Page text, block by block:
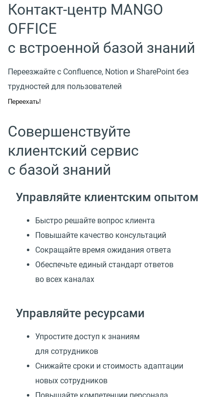
Контакт-центр MANGO
OFFICE
с встроенной базой знаний
Переезжайте с Confluence, Notion и SharePoint без
трудностей для пользователей
Переехать!
Совершенствуйте
клиентский сервис
с базой знаний
Управляйте клиентским опытом
Быстро решайте вопрос клиента
Повышайте качество консультаций
Сокращайте время ожидания ответа
Обеспечьте единый стандарт ответов
во всех каналах
Управляйте ресурсами
Упростите доступ к знаниям
для сотрудников
Снижайте сроки и стоимость адаптации
новых сотрудников